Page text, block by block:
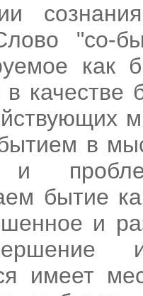
"со-
в
в
и
бытие
и
имеет